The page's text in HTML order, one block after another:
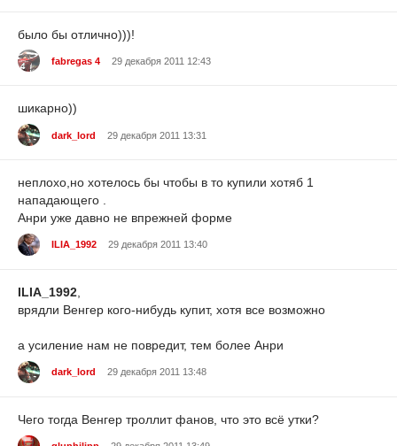
было бы отлично)))!
fabregas 4 29 декабря 2011 12:43
шикарно))
dark_lord 29 декабря 2011 13:31
неплохо,но хотелось бы чтобы в то купили хотяб 1
нападающего .
Анри уже давно не впрежней форме
ILIA_1992 29 декабря 2011 13:40
ILIA_1992
врядли Венгер кого-нибудь купит, хотя все возможно
а усиление нам не повредит, тем более Анри
dark_lord 29 декабря 2011 13:48
Чего тогда Венгер троллит фанов, что это всё утки?